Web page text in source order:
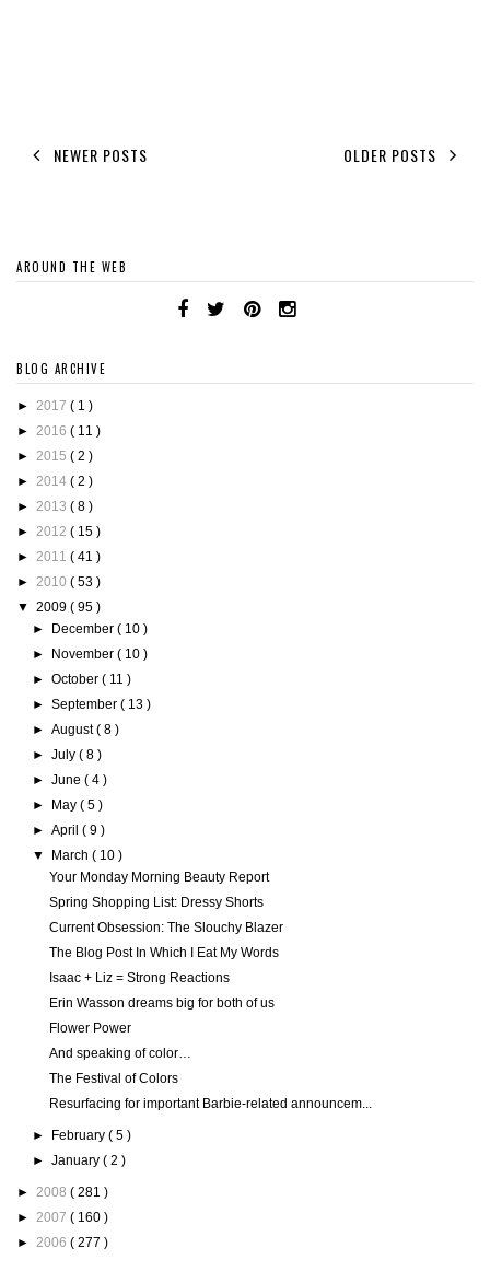
NEWER POSTS OLDER POSTS
AROUND THE WEB
BLOG ARCHIVE
► 2017 ( 1 )
► 2016 ( 11 )
► 2015 ( 2 )
► 2014 ( 2 )
► 2013 ( 8 )
► 2012 ( 15 )
► 2011 ( 41 )
► 2010 ( 53 )
▼ 2009 ( 95 )
►
December( 10 )
►
November( 10 )
►October( 11 )
►September( 13 )
►August( 8 )
►July( 8 )
►June( 4 )
►
May( 5 )
►April( 9 )
▼
March( 10 )
Your Monday Morning Beauty Report
Spring Shopping List: Dressy Shorts
Current Obsession: The Slouchy Blazer
The Blog Post In Which I Eat My Words
Isaac + Liz = Strong Reactions
Erin Wasson dreams big for both of us
Flower Power
And speaking of color…
The Festival of Colors
Resurfacing for important Barbie-related announcem...
► February( 5 )
►January( 2 )
► 2008 ( 281 )
► 2007 ( 160 )
► 2006 ( 277 )